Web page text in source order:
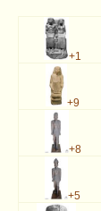
+1
+9
+8
+5